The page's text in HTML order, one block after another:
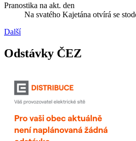
Pranostika na akt. den
Na svatého Kajetána otvírá se
Další
Odstávky ČEZ